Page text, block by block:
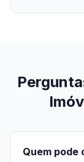
Quem pode